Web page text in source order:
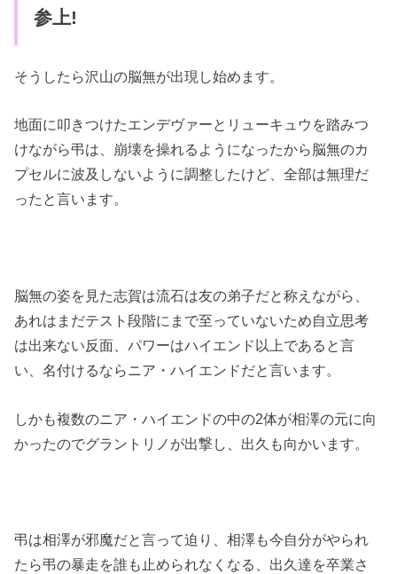
参上!
そうしたら沢山の脳無が出現し始めます。
地面に叩きつけたエンデヴァーとリューキュウを踏みつ
けながら弔は、崩壊を操れるようになったから脳無のカ
プセルに波及しないように調整したけど、全部は無理だ
ったと言います。
脳無の姿を見た志賀は流石は友の弟子だと称えながら、
あれはまだテスト段階にまで至っていないため自立思考
は出来ない反面、パワーはハイエンド以上であると言
い、名付けるならニア・ハイエンドだと言います。
しかも複数のニア・ハイエンドの中の2体が相澤の元に向
かったのでグラントリノが出撃し、出久も向かいます。
弔は相澤が邪魔だと言って迫り、相澤も今自分がやられ
たら弔の暴走を誰も止められなくなる、出久達を卒業さ